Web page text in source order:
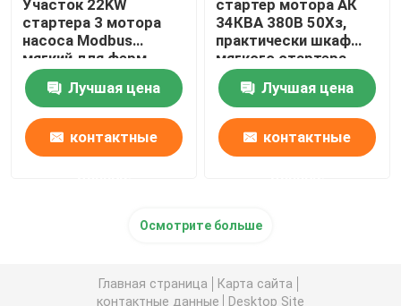
Участок 22KW
стартера 3 мотора
насоса Modbus
мягкий для ферм
поголовья
Лучшая цена
контактные
стартер мотора АК
34КВА 380В 50Хз,
практически шкаф
мягкого стартера
Лучшая цена
контактные
Осмотрите больше
Главная страница
Карта сайта
контактные данные
Desktop Site